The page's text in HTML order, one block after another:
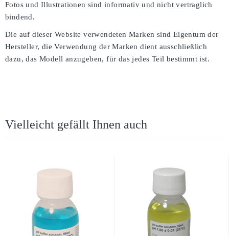
Fotos und Illustrationen sind informativ und nicht vertraglich
bindend.
Die auf dieser Website verwendeten Marken sind Eigentum der
Hersteller, die Verwendung der Marken dient ausschließlich
dazu, das Modell anzugeben, für das jedes Teil bestimmt ist.
Vielleicht gefällt Ihnen auch